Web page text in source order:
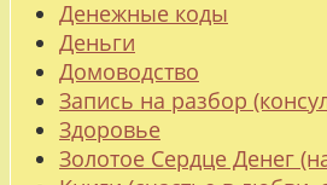
Денежные коды
Деньги
Домоводство
Запись на разбор
Здоровье
Золотое Сердце Денег